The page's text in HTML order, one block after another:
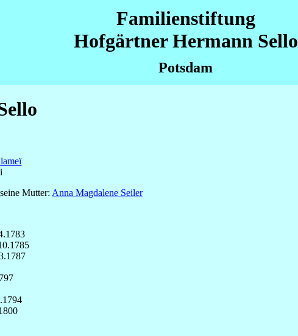
Familienstiftung
Hofgärtner Hermann Sello
Potsdam
seine Mutter: Anna Magdalene Seiler